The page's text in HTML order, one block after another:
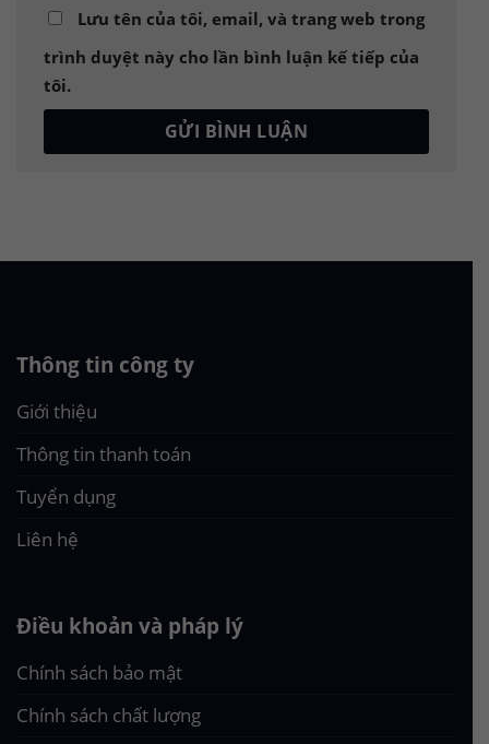
Lưu tên của tôi, email, và trang web trong
trình duyệt này cho lần bình luận kế tiếp của
tôi.
Thông tin công ty
Giới thiệu
Thông tin thanh toán
Tuyển dụng
Liên hệ
Điều khoản và pháp lý
Chính sách bảo mật
Chính sách chất lượng